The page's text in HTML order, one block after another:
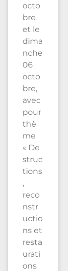
octo
bre
et le
dima
nche
06
octo
bre,
avec
pour
thè
me
« De
struc
tions
,
reco
nstr
uctio
ns et
resta
urati
ons